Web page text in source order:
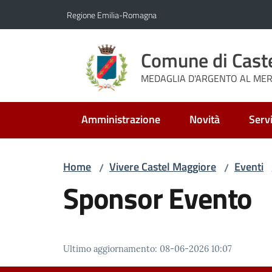
Regione Emilia-Romagna
Comune di
MEDAGLIA D'ARGENTO AL
Amministrazione Novità
Home / Vivere Castel Maggiore / Eventi
Sponsor Evento
Ultimo aggiornamento: 08-06-2026 10:07